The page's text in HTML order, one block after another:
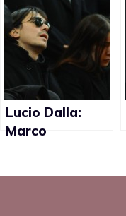
Lucio Dalla:
Marco